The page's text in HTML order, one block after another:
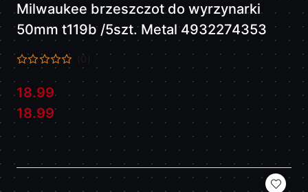
Milwaukee brzeszczot do wyrzynarki
50mm t119b /5szt. Metal 4932274353
(0)
Cena:
18.99
Cena:
18.99